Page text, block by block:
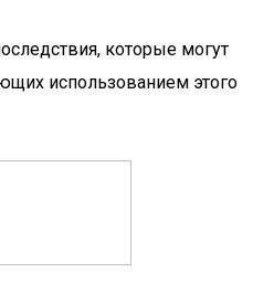
которые могут
использованием этого